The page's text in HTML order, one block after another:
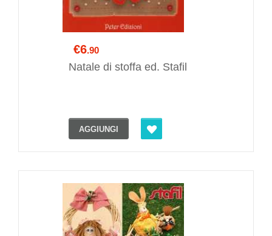
€6.90
Natale di stoffa ed. Stafil
AGGIUNGI